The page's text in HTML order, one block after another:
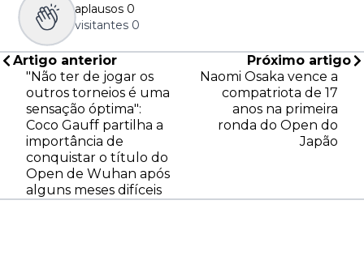
aplausos 0
visitantes 0
Artigo anterior
"Não ter de jogar os
outros torneios é uma
sensação óptima":
Coco Gauff partilha a
importância de
conquistar o título do
Open de Wuhan após
alguns meses difíceis
Próximo artigo
Naomi Osaka vence a
compatriota de 17
anos na primeira
ronda do Open do
Japão